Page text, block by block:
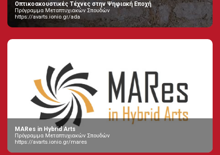
Οπτικοακουστικές Τέχνες στην Ψηφιακή Εποχή
Πρόγραμμα Μεταπτυχιακών Σπουδών
https://avarts.ionio.gr/ada
MARes in Hybrid Arts
Πρόγραμμα Μεταπτυχιακών Σπουδών
https://avarts.ionio.gr/mares